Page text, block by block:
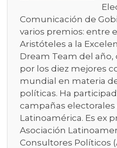
Comunicación de
varios premios: entre
Aristóteles a la
Dream Team del
por los diez mejores
mundial en materia
políticas. Ha
campañas
Latinoamérica. Es ex
Asociación
Consultores Políticos